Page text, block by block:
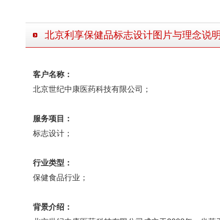
北京利享保健品标志设计图片与理念说
客户名称：
北京世纪中康医药科技有限公司；
服务项目：
标志设计；
行业类型：
保健食品行业；
背景介绍：